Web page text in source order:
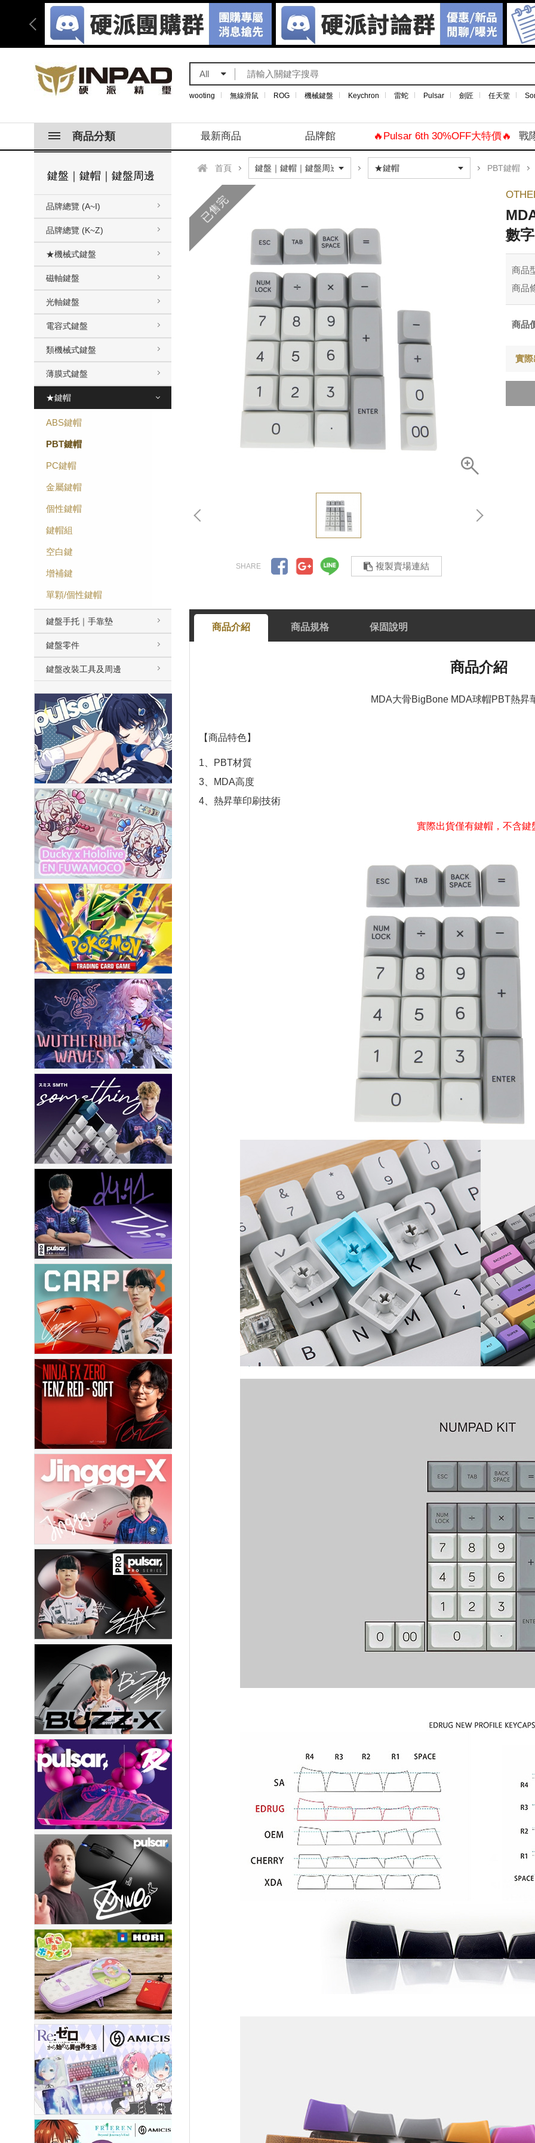
All
wooting 無線滑鼠 ROG 機械鍵盤 Keychron 雷蛇 Pulsar 劍匠 任天堂
商品分類 最新商品 品牌館 🔥Pulsar 6th 30%OFF大特價🔥 戰
鍵盤｜鍵帽｜鍵盤周邊
品牌總覽 (A~I)
品牌總覽 (K~Z)
★機械式鍵盤
磁軸鍵盤
光軸鍵盤
電容式鍵盤
類機械式鍵盤
薄膜式鍵盤
★鍵帽
ABS鍵帽
PBT鍵帽
PC鍵帽
金屬鍵帽
個性鍵帽
鍵帽組
空白鍵
增補鍵
單顆/個性鍵帽
鍵盤手托｜手靠墊
鍵盤零件
鍵盤改裝工具及周邊
首頁 PBT鍵帽
已售完
複製賣場連結
數
商品
商品
商品
實
商品介紹 商品規格 保固說明
商品介紹
MDA大骨BigBone MDA球帽PBT熱昇
【商品特色】
1、PBT材質
3、MDA高度
4、熱昇華印刷技術
實際出貨僅有鍵帽，不含鍵